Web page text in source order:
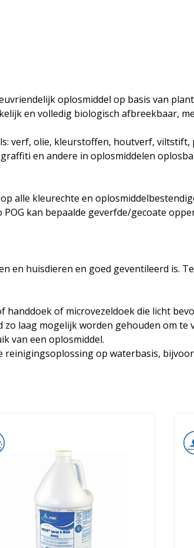
oplosmiddel op basis van
en volledig biologisch afbreekbaar,
verf, olie, kleurstoffen, houtverf,
en andere in oplosmiddelen
alle kleurechte en
kan bepaalde geverfde/gecoate
en huisdieren en goed geventileerd is.
of microvezeldoek die licht
laag mogelijk worden gehouden om
van een oplosmiddel.
reinigingsoplossing op waterbasis,